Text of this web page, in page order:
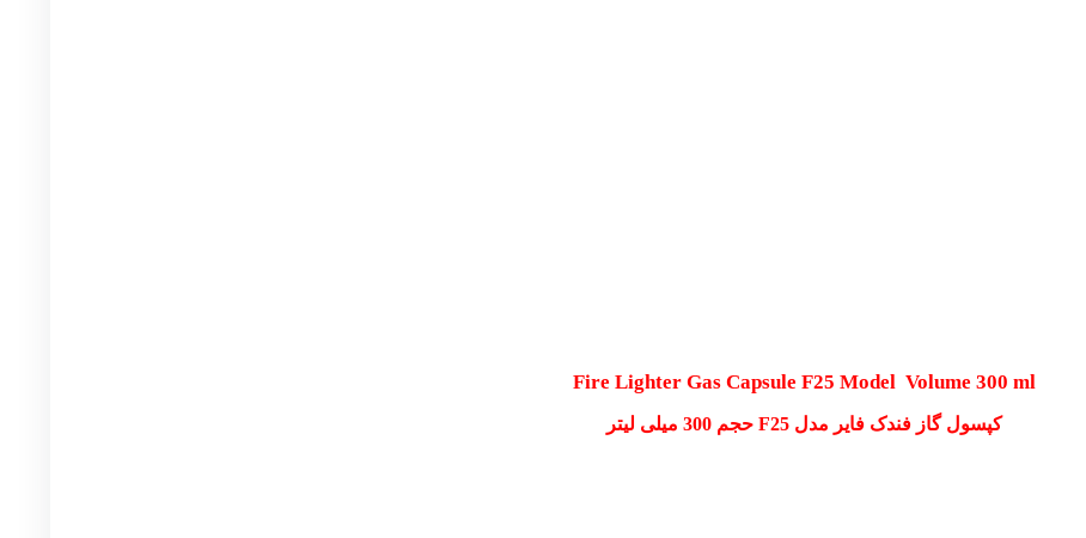
Fire Lighter Gas Capsule F25 Model Volume 300 ml
کپسول گاز فندک فایر مدل F25 حجم 300 میلی لیتر